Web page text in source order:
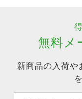
無料メ
新商品の入荷や